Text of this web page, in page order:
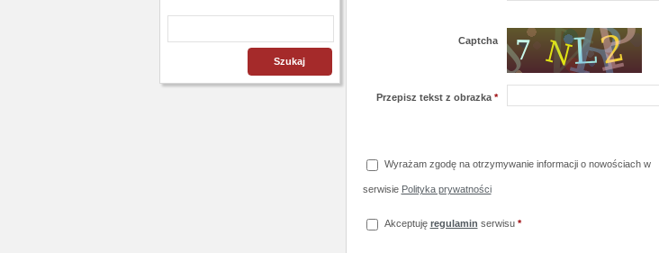
Captcha
Przepisz tekst z obrazka *
Wyrażam zgodę na otrzymywanie informacji o nowościach w
serwisie Polityka prywatności
Akceptuję regulamin serwisu *